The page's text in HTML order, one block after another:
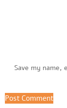
Save my